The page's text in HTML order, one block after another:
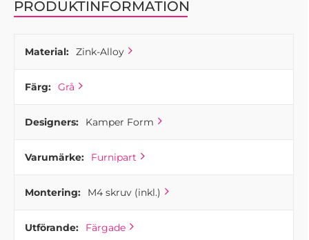
PRODUKTINFORMATION
Material: Zink-Alloy
Färg: Grå
Designers: Kamper Form
Varumärke: Furnipart
Montering: M4 skruv (inkl.)
Utförande: Färgade